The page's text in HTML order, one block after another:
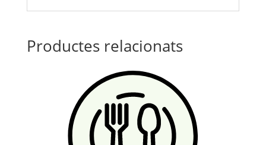
Productes relacionats